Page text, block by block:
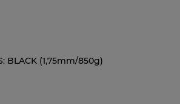
BLACK (1,75mm/850g)